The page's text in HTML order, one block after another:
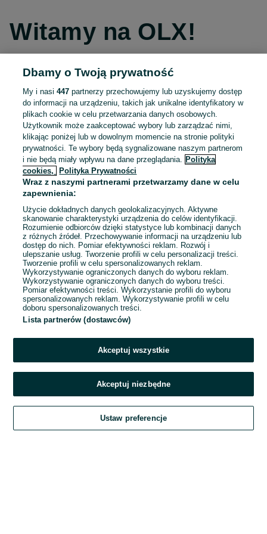
Witamy na OLX!
Kontynuuj przez Facebooka
Kontynuuj przez konto Apple
Kontynuuj przez konto Google
LUB
E-mail
Hasło
Zaloguj się
Kontynuując za pośrednictwem jednego z dostawców wskazanych powyżej,
OLX.pl w jego aktualnym brzmieniu.
Dbamy o Twoją prywatność
My i nasi447 partnerzy przechowujemy lub uzyskujemy dostęp
do informacji na urządzeniu, takich jak unikalne identyfikatory w
plikach cookie w celu przetwarzania danych osobowych.
Użytkownik może zaakceptować wybory lub zarządzać nimi,
klikając poniżej lub w dowolnym momencie na stronie polityki
prywatności. Te wybory będą sygnalizowane naszym partnerom
i nie będą miały wpływu na dane przeglądania.
Polityka
cookies,
Polityka Prywatności
Wraz z naszymi partnerami przetwarzamy dane w celu
zapewnienia:
Użycie dokładnych danych geolokalizacyjnych. Aktywne
skanowanie charakterystyki urządzenia do celów identyfikacji.
Rozumienie odbiorców dzięki statystyce lub kombinacji danych
z różnych źródeł. Przechowywanie informacji na urządzeniu lub
dostęp do nich. Pomiar efektywności reklam. Rozwój i
ulepszanie usług. Tworzenie profili w celu personalizacji treści.
Tworzenie profili w celu spersonalizowanych reklam.
Wykorzystywanie ograniczonych danych do wyboru reklam.
Wykorzystywanie ograniczonych danych do wyboru treści.
Pomiar efektywności treści. Wykorzystanie profili do wyboru
spersonalizowanych reklam. Wykorzystywanie profili w celu
doboru spersonalizowanych treści.
Lista partnerów (dostawców)
Akceptuj wszystkie
Akceptuj niezbędne
Ustaw preferencje